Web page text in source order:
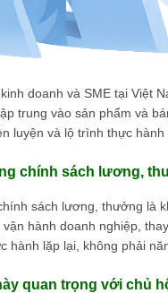
doanh và SME tại Việt
trung vào sản phẩm và
luyện và lộ trình thực
chính sách lương,
sách lương, thưởng là
hành doanh nghiệp,
hành lặp lại, không phải
quan trọng với chủ